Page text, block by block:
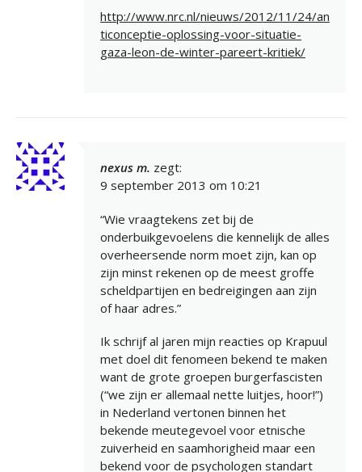
http://www.nrc.nl/nieuws/2012/11/24/an
ticonceptie-oplossing-voor-situatie-
gaza-leon-de-winter-pareert-kritiek/
nexus m. zegt:
9 september 2013 om 10:21
“Wie vraagtekens zet bij de
onderbuikgevoelens die kennelijk de alles
overheersende norm moet zijn, kan op
zijn minst rekenen op de meest groffe
scheldpartijen en bedreigingen aan zijn
of haar adres.”
Ik schrijf al jaren mijn reacties op Krapuul
met doel dit fenomeen bekend te maken
want de grote groepen burgerfascisten
(“we zijn er allemaal nette luitjes, hoor!”)
in Nederland vertonen binnen het
bekende meutegevoel voor etnische
zuiverheid en saamhorigheid maar een
bekend voor de psychologen standart